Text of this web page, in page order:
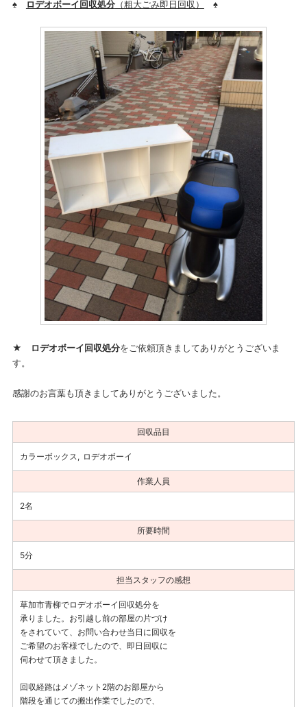
♠ ロデオボーイ回収処分（粗大ごみ即日回収） ♠
★ ロデオボーイ回収処分をご依頼頂きましてありがとうございま
す。
感謝のお言葉も頂きましてありがとうございました。
回収品目
カラーボックス ロデオボーイ
作業人員
2名
所要時間
5分
担当スタッフの感想
草加市青柳でロデオボーイ回収処分を
承りました。お引越し前の部屋の片づけ
をされていて、お問い合わせ当日に回収を
ご希望のお客様でしたので、即日回収に
伺わせて頂きました。
回収経路はメゾネット2階のお部屋から
階段を通じての搬出作業でしたので、